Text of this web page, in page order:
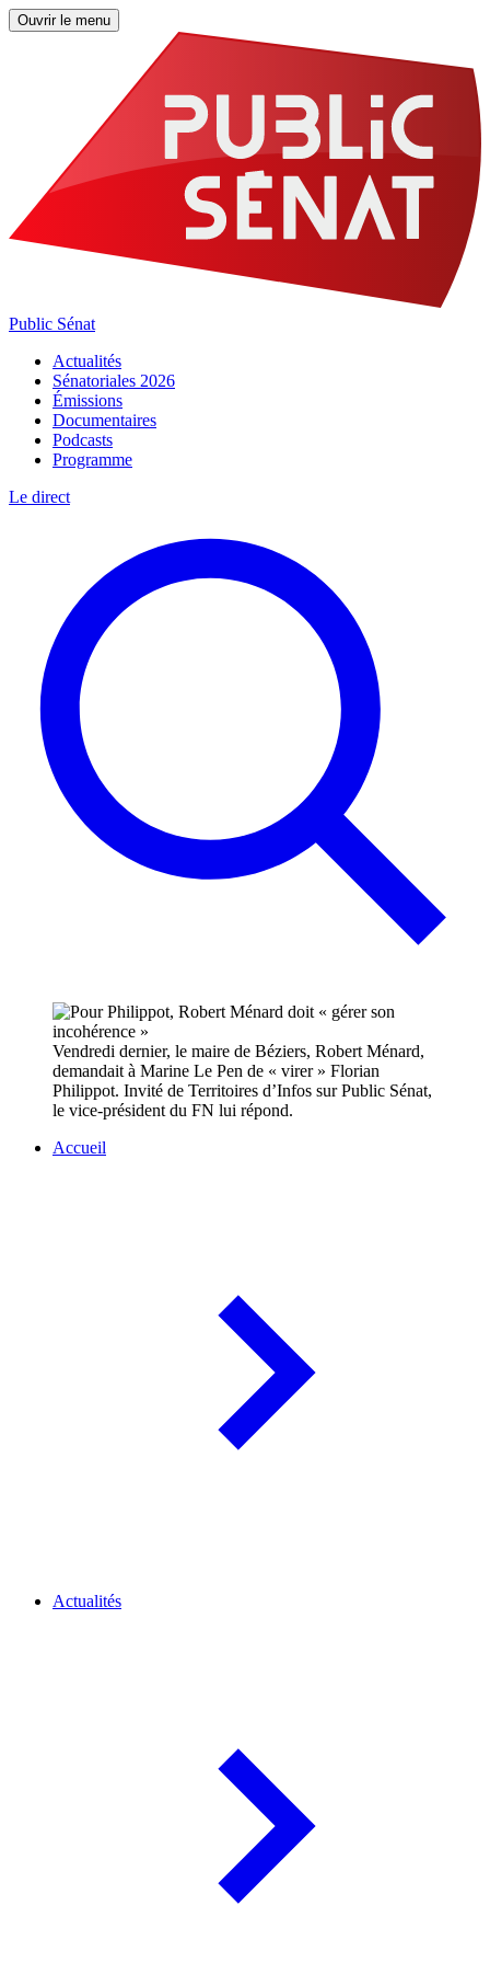
Ouvrir le menu
Public Sénat
Actualités
Sénatoriales 2026
Émissions
Documentaires
Podcasts
Programme
Le direct
Vendredi dernier, le maire de Béziers, Robert Ménard,
demandait à Marine Le Pen de « virer » Florian
Philippot. Invité de Territoires d’Infos sur Public Sénat,
le vice-président du FN lui répond.
Accueil
Actualités